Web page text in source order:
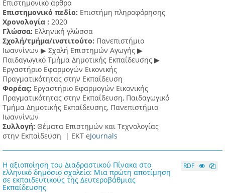
Επιστημονικό άρθρο
Επιστημονικό πεδίο: Επιστήμη πληροφόρησης
Χρονολογία : 2020
Γλώσσα: Ελληνική γλώσσα
Σχολή/τμήμα/ινστιτούτο: Πανεπιστήμιο
Ιωαννίνων ▶ Σχολή Επιστημών Αγωγής ▶
Παιδαγωγικό Τμήμα Δημοτικής Εκπαίδευσης ▶
Eργαστήριο Εφαρμογών Eικονικής
Πραγματικότητας στην Εκπαίδευση
Φορέας: Εργαστήριο Εφαρμογών Εικονικής
Πραγματικότητας στην Εκπαίδευση, Παιδαγωγικό
Τμήμα Δημοτικής Εκπαίδευσης, Πανεπιστήμιο
Ιωαννίνων
Συλλογή: Θέματα Επιστημών και Τεχνολογίας
στην Εκπαίδευση | ΕΚΤ eJournals
Η αξιοποίηση του Διαδραστικού Πίνακα στο
ελληνικό δημόσιο σχολείο: Μια πρώτη αποτίμηση
σε εκπαιδευτικούς της Δευτεροβάθμιας
Εκπαίδευσης
RDF